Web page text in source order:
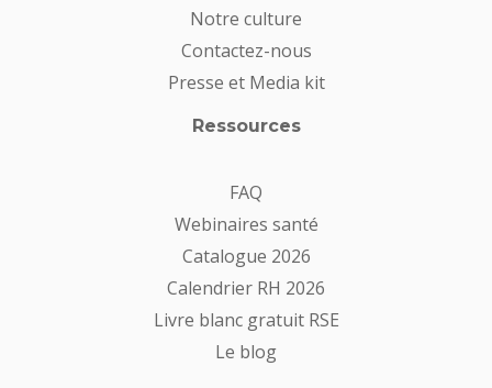
Notre culture
Contactez-nous
Presse et Media kit
Ressources
FAQ
Webinaires santé
Catalogue 2026
Calendrier RH 2026
Livre blanc gratuit RSE
Le blog